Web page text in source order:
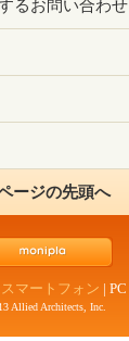
るお問い合わせ
ージの先頭へ
スマートフォン | PC
Allied Architects, Inc.